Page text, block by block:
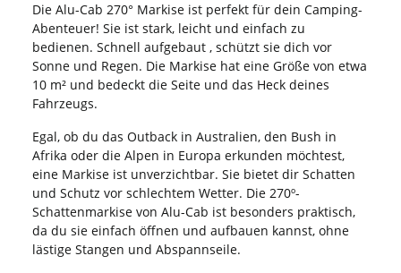
Die Alu-Cab 270° Markise ist perfekt für dein Camping-
Abenteuer! Sie ist stark, leicht und einfach zu
bedienen. Schnell aufgebaut , schützt sie dich vor
Sonne und Regen. Die Markise hat eine Größe von etwa
10 m² und bedeckt die Seite und das Heck deines
Fahrzeugs.
Egal, ob du das Outback in Australien, den Bush in
Afrika oder die Alpen in Europa erkunden möchtest,
eine Markise ist unverzichtbar. Sie bietet dir Schatten
und Schutz vor schlechtem Wetter. Die 270º-
Schattenmarkise von Alu-Cab ist besonders praktisch,
da du sie einfach öffnen und aufbauen kannst, ohne
lästige Stangen und Abspannseile.